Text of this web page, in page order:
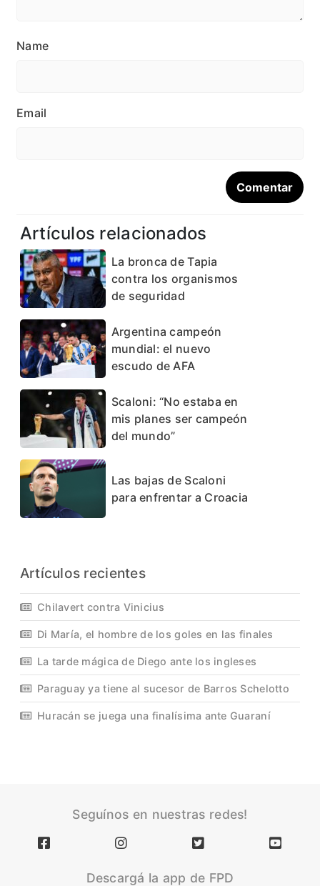
Name
Email
Artículos relacionados
La bronca de Tapia
contra los organismos
de seguridad
Argentina campeón
mundial: el nuevo
escudo de AFA
Scaloni: “No estaba en
mis planes ser campeón
del mundo”
Las bajas de Scaloni
para enfrentar a Croacia
Artículos recientes
Chilavert contra Vinicius
Di María, el hombre de los goles en las finales
La tarde mágica de Diego ante los ingleses
Paraguay ya tiene al sucesor de Barros Schelotto
Huracán se juega una finalísima ante Guaraní
Seguínos en nuestras redes!
Descargá la app de FPD